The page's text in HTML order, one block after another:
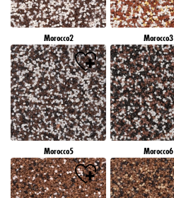
Morocco2 Morocco3
Morocco5 Morocco6